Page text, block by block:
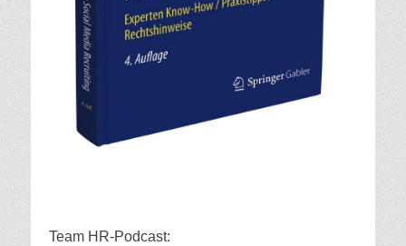
Team HR-Podcast: